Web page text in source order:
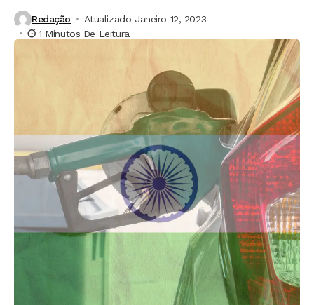
Redação
Atualizado Janeiro 12, 2023
1 Minutos De Leitura